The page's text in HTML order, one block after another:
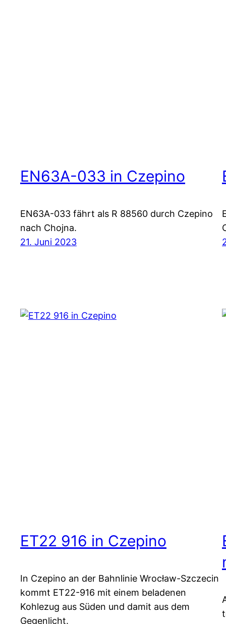
EN63A-033 in Czepino
EN63A-033 fährt als R 88560 durch Czepino
nach Chojna.
21. Juni 2023
ET22 916 in Czepino
In Czepino an der Bahnlinie Wrocław-Szczecin
kommt ET22-916 mit einem beladenen
Kohlezug aus Süden und damit aus dem
Gegenlicht.